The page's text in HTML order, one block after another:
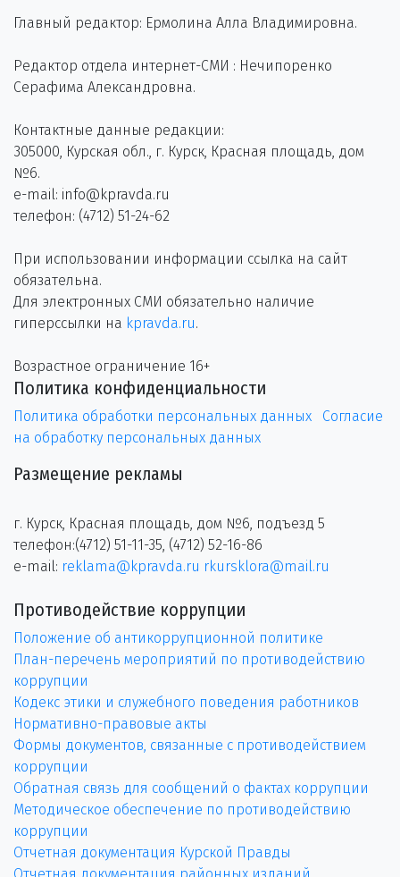
Главный редактор: Ермолина Алла Владимировна.
Редактор отдела интернет-СМИ : Нечипоренко
Серафима Александровна.
Контактные данные редакции:
305000, Курская обл., г. Курск, Красная площадь, дом
№6.
e-mail: info@kpravda.ru
телефон: (4712) 51-24-62
При использовании информации ссылка на сайт
обязательна.
Для электронных СМИ обязательно наличие
гиперссылки на kpravda.ru.
Возрастное ограничение 16+
Политика конфиденциальности
Политика обработки персональных данных
Согласие
на обработку персональных данных
Размещение рекламы
г. Курск, Красная площадь, дом №6, подъезд 5
телефон:(4712) 51-11-35, (4712) 52-16-86
e-mail: reklama@kpravda.ru rkursklora@mail.ru
Противодействие коррупции
Положение об антикоррупционной политике
План-перечень мероприятий по противодействию
коррупции
Кодекс этики и служебного поведения работников
Нормативно-правовые акты
Формы документов, связанные с противодействием
коррупции
Обратная связь для сообщений о фактах коррупции
Методическое обеспечение по противодействию
коррупции
Отчетная документация Курской Правды